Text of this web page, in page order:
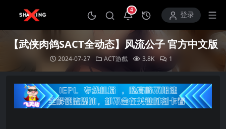
4
打开通知中心登录
【武侠肉鸽SACT全动态】风流公子 官方中文版
2024-07-27 ACT游戲 3.8K 1